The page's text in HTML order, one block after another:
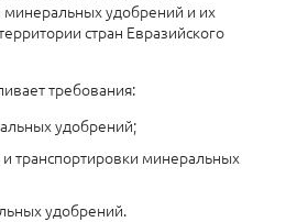
минеральных удобрений и их
стран Евразийского
требования:
удобрений;
транспортировки минеральных
удобрений.